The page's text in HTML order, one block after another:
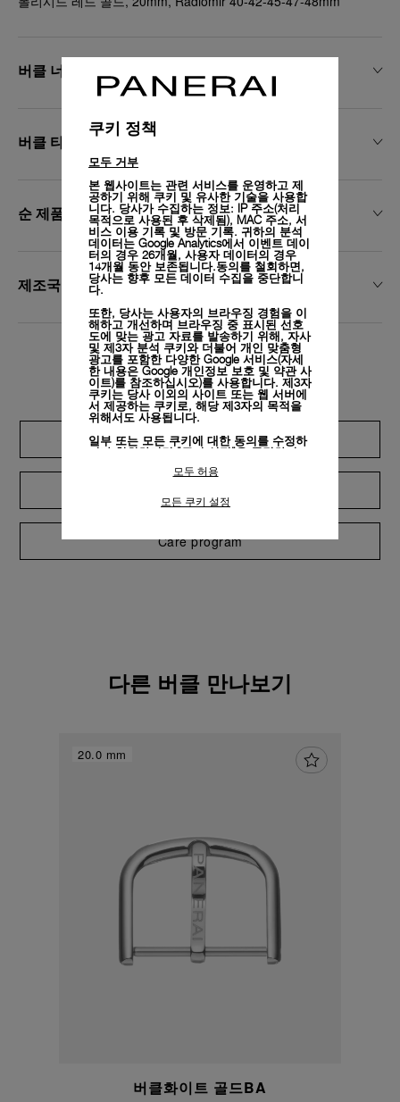
버클 너비
버클 타입
순 제품 중량
제조국
Exclusive services
Extend warranty
Care program
다른 버클 만나보기
20.0 mm
버클화이트 골드BA
쿠키 정책
모두 거부
본 웹사이트는 관련 서비스를 운영하고 제
공하기 위해 쿠키 및 유사한 기술을 사용합
니다. 당사가 수집하는 정보: IP 주소(처리
목적으로 사용된 후 삭제됨), MAC 주소, 서
비스 이용 기록 및 방문 기록. 귀하의 분석
데이터는 Google Analytics에서 이벤트 데이
터의 경우 26개월, 사용자 데이터의 경우
14개월 동안 보존됩니다.동의를 철회하면,
당사는 향후 모든 데이터 수집을 중단합니
다.
또한, 당사는 사용자의 브라우징 경험을 이
해하고 개선하며 브라우징 중 표시된 선호
도에 맞는 광고 자료를 발송하기 위해, 자사
및 제3자 분석 쿠키와 더불어 개인 맞춤형
광고를 포함한 다양한 Google 서비스(자세
한 내용은Google 개인정보 보호 및 약관 사
이트)를 참조하십시오)를 사용합니다. 제3자
쿠키는 당사 이외의 사이트 또는 웹 서버에
서 제공하는 쿠키로, 해당 제3자의 목적을
위해서도 사용됩니다.
일부 또는 모든 쿠키에 대한 동의를 수정하
거나 철회하려면 "쿠키 설정"을 클릭하거
수집하는 정보" 섹션을 참조하여 자세히 알
모든 쿠키의 사용에 동의하시려면 "모두 허
"모두 거부"를 클릭하시면 기술 쿠키만 사
용하는 데 동의하게 됩니다.
모두 허용
모든 쿠키 설정